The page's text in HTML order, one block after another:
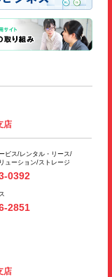
店
ビス/レンタル・リース/
ューション/ストレージ
0392
2851
店